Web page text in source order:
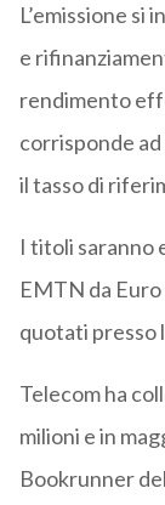
L’emissione si
e
rendimento
corrisponde
il tasso di
I titoli saranno
EMTN da
quotati presso
Telecom ha
milioni e in
Bookrunner